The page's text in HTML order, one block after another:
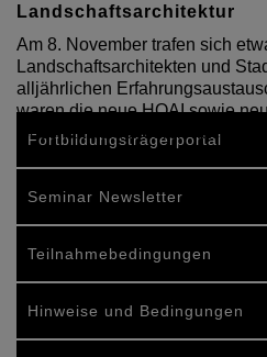
Landschaftsarchitektur
Am 8. November trafen sich
Landschaftsarchitekten und
alljährlichen
waren die neue HOAI sowie
Geschäftsfelder durch
Fortbildungsträgerportal
Seminar Newsletter
Teilnahmebedingungen
Hinweise und Bedingungen